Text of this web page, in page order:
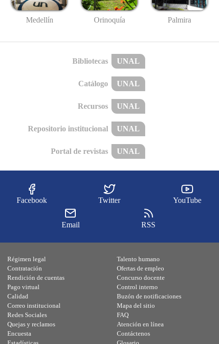
Medellín Orinoquía Palmira
Bibliotecas UNAL
Catálogo UNAL
Recursos UNAL
Repositorio institucional UNAL
Portal de revistas UNAL
Facebook Twitter YouTube
Email RSS
Régimen legal
Contratación
Rendición de cuentas
Pago virtual
Calidad
Talento humano
Ofertas de empleo
Concurso docente
Control interno
Buzón de notificaciones
Correo institucional
Redes Sociales
Quejas y reclamos
Encuesta
Mapa del sitio
FAQ
Atención en línea
Contáctenos